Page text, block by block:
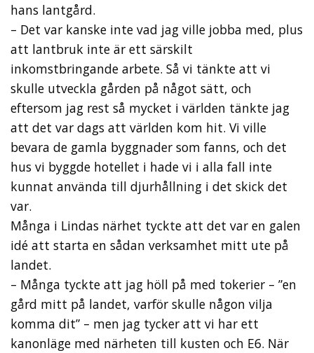
hans lantgård.
– Det var kanske inte vad jag ville jobba med, plus
att lantbruk inte är ett särskilt
inkomstbringande arbete. Så vi tänkte att vi
skulle utveckla gården på något sätt, och
eftersom jag rest så mycket i världen tänkte jag
att det var dags att världen kom hit. Vi ville
bevara de gamla byggnader som fanns, och det
hus vi byggde hotellet i hade vi i alla fall inte
kunnat använda till djurhållning i det skick det
var.
Många i Lindas närhet tyckte att det var en galen
idé att starta en sådan verksamhet mitt ute på
landet.
– Många tyckte att jag höll på med tokerier – ”en
gård mitt på landet, varför skulle någon vilja
komma dit” – men jag tycker att vi har ett
kanonläge med närheten till kusten och E6. När